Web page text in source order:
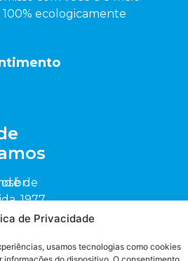
de Privacidade
usamos tecnologias como cookies
ecologicamente
de
1977
CE
representante